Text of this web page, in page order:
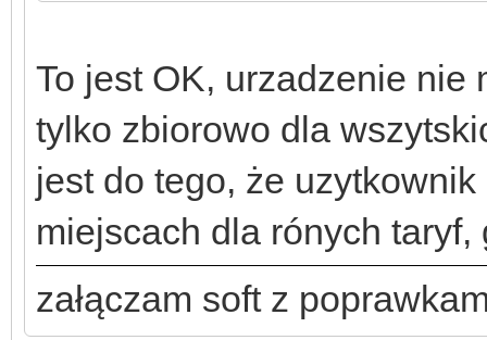
To jest OK, urzadzenie nie
tylko zbiorowo dla
jest do tego, że
miejscach dla rónych taryf,
załączam soft z